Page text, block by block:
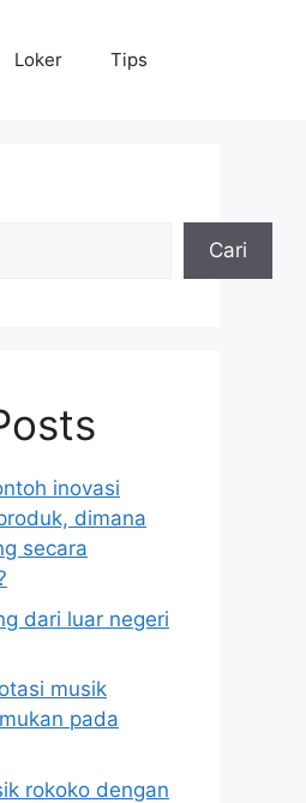
Loker Tips
Cari
inovasi
dimana
secara
dari luar negeri
musik
pada
rokoko dengan